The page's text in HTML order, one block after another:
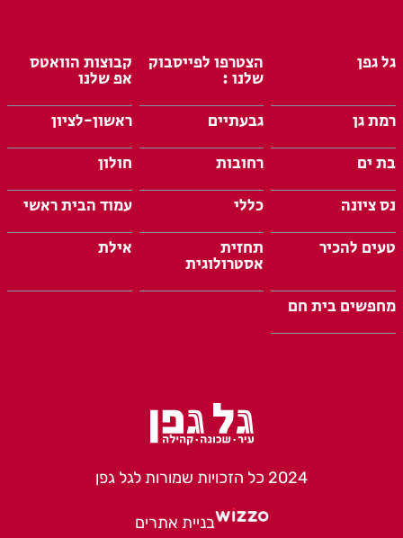
גל גפן הצטרפו לפייסבוק
שלנו :
קבוצות הוואטס
אפ שלנו
רמת גן
גבעתיים
ראשון-לציון
בת ים
רחובות
חולון
נס ציונה
כללי
עמוד הבית ראשי
טעים להכיר
תחזית
אסטרולוגית
אילת
מחפשים בית חם
2024 כל הזכויות שמורות לגל גפן
בניית אתרים